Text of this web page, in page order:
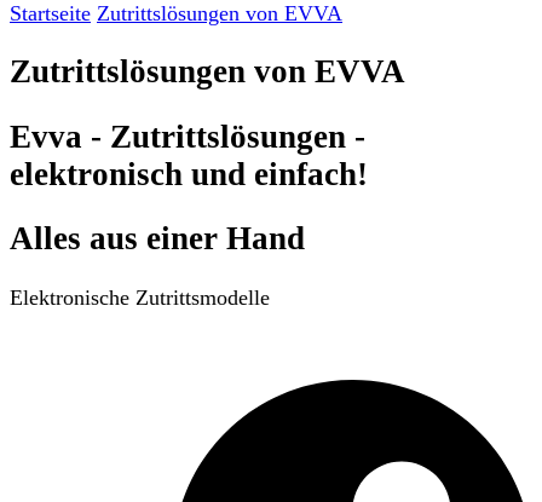
Startseite Zutrittslösungen von EVVA
Zutrittslösungen von EVVA
Evva - Zutrittslösungen -
elektronisch und einfach!
Alles aus einer Hand
Elektronische Zutrittsmodelle